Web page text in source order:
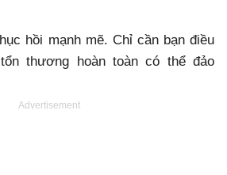
hồi mạnh mẽ. Chỉ cần bạn điều
thương hoàn toàn có thể đảo
Advertisement